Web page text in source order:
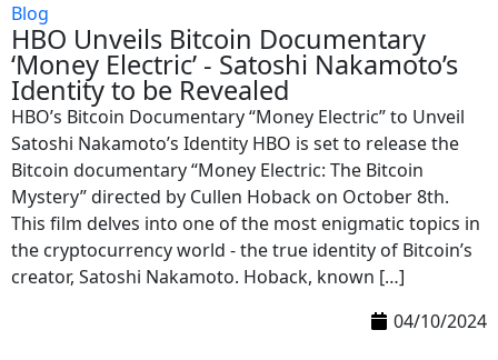
Blog
HBO Unveils Bitcoin Documentary
‘Money Electric’ - Satoshi Nakamoto’s
Identity to be Revealed
HBO’s Bitcoin Documentary “Money Electric” to Unveil
Satoshi Nakamoto’s Identity HBO is set to release the
Bitcoin documentary “Money Electric: The Bitcoin
Mystery” directed by Cullen Hoback on October 8th.
This film delves into one of the most enigmatic topics in
the cryptocurrency world - the true identity of Bitcoin’s
creator, Satoshi Nakamoto. Hoback, known […]
04/10/2024